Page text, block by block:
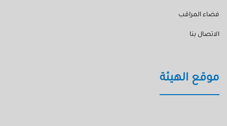
فضاء المراقب
الاتصال بنا
موقع الهيئة